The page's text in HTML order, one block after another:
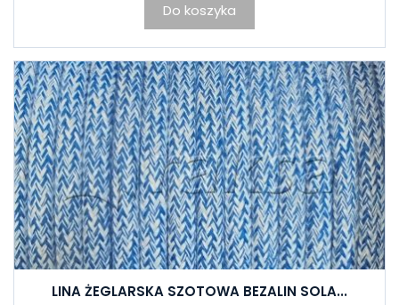
Do koszyka
LINA ŻEGLARSKA SZOTOWA BEZALIN SOLA...